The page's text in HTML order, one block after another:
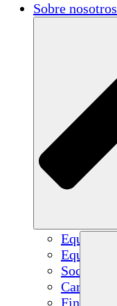
Sobre nosotros
Equipo
Equipo
Socios
Carreras
Finanzas